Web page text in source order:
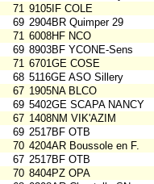
71 9105IF COLE
69 2904BR Quimper 29
71 6008HF NCO
69 8903BF YCONE-Sens
71 6701GE COSE
68 5116GE ASO Sillery
67 1905NA BLCO
69 5402GE SCAPA NANCY
67 1408NM VIK'AZIM
69 2517BF OTB
70 4204AR Boussole en F.
67 2517BF OTB
70 8404PZ OPA